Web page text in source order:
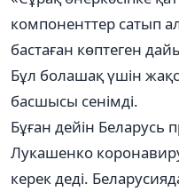
компоненттер сатып
бастаған көптеген
Бұл болашақ үшін
басшысы сенімді.
Бұған дейін Беларусь
Лукашенко
керек деді.